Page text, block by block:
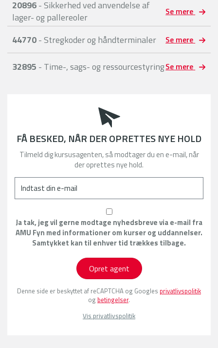
20896- Sikkerhed ved anvendelse af
lager- og pallereoler
Se mere
44770- Stregkoder og håndterminaler Se mere
32895 - Time-, sags- og ressourcestyringSe mere
FÅ BESKED, NÅR DER OPRETTES NYE HOLD
Tilmeld dig kursusagenten, så modtager du en e-mail, når
der oprettes nye hold.
Ja tak, jeg vil gerne modtage nyhedsbreve via e-mail fra
AMU Fyn med informationer om kurser og uddannelser.
Samtykket kan til enhver tid trækkes tilbage.
Opret agent
Denne side er beskyttet af reCAPTCHA og Googles privatlivspolitik
og betingelser.
Vis privatlivspolitik